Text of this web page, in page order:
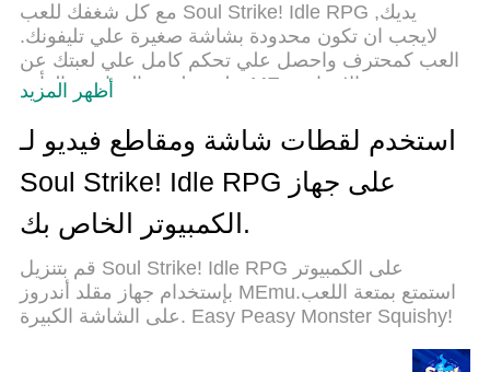
مع كل شغفك للعب Soul Strike! Idle RPG ,يديك
لايجب ان تكون محدودة بشاشة صغيرة علي تليفونك.
العب كمحترف واحصل علي تحكم كامل علي لعبتك عن
طريق لوحة المفاتيح والفأره. MEmuيقدم جميع الاشياء
التي تتوقعها.حمل والعب Soul Strike! Idle RPG علي
جهاز الحاسوب الخاص بك العب كماتريد ,لايوجد حدود
علي البطارية والباقة ولا يوجد اتصالات مزعجة النسخة
الجديدة من MEmu7 هو افضل وسيلة للعب Soul
خبراتنا , لوحة المفاتيح المعده مسبقا تجعل Soul Strike!
استيعابنا .المتحكم في عدة نوافذ يجعل لعب لعبتين او
اكثر او استعمال اكثر من حساب اسهل واهم شئ ان
المحرك الخاص بنا يمكن ان يخرج كل امكانيات جهازك
ويجعل كل شئ اكثر سلاسة نحن لانهتم بكيف تلعب فقط
أظهر المزيد
استخدم لقطات شاشة ومقاطع فيديو لـ
Soul Strike! Idle RPG على جهاز
الكمبيوتر الخاص بك.
قم بتنزيل Soul Strike! Idle RPG على الكمبيوتر
بإستخدام جهاز مقلد أندروز MEmu.استمتع بمتعة اللعب
على الشاشة الكبيرة. Easy Peasy Monster Squishy!